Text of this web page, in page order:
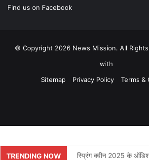
Find us on Facebook
© Copyright 2026 News Mission. All
with
Sitemap
Privacy Policy Terms &
TRENDING NOW स्प्रिंग क्वीन 2025 के